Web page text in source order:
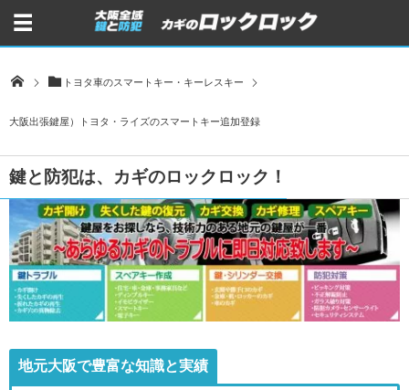
トヨタ車のスマートキー・キーレスキー
大阪出張鍵屋）トヨタ・ライズのスマートキー追加登録
鍵と防犯は、カギのロックロック！
地元大阪で豊富な知識と実績